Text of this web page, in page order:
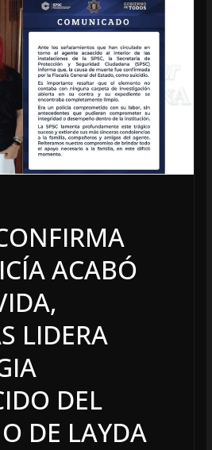
ACABÓ
LIDERA
DEL
DE LAYDA